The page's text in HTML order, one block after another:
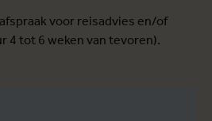
voor reisadvies en/of
4 tot 6 weken van tevoren).